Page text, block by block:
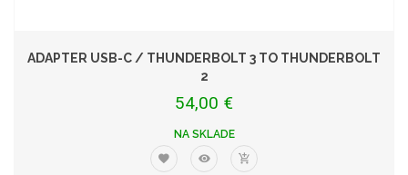
ADAPTER USB-C / THUNDERBOLT 3 TO THUNDERBOLT
2
54,00 €
NA SKLADE